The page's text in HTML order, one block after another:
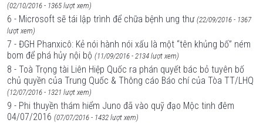
(02/10/2016 - 1365 lượt xem)
6 - Microsoft sẽ tái lập trình để chữa bệnh ung thư (22/09/2016 - 1367
lượt xem)
7 - ĐGH Phanxicô: Kẻ nói hành nói xấu là một “tên khủng bố” ném
bom để phá hủy nội bộ (11/09/2016 - 2134 lượt xem)
8 - Toà Trọng tài Liên Hiệp Quốc ra phán quyết bác bỏ tuyên bố
chủ quyền của Trung Quốc & Thông cáo Báo chí của Tòa TT/LHQ
(12/07/2016 - 1321 lượt xem)
9 - Phi thuyền thám hiểm Juno đã vào quỹ đạo Mộc tinh đêm
04/07/2016 (07/07/2016 - 1432 lượt xem)